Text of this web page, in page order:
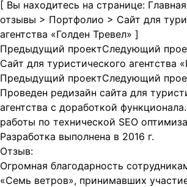
[ Вы находитесь на странице: Главная
отзывы > Портфолио > Сайт для
агентства «Голден Тревел» ]
Предыдущий проектСледующий
Сайт для туристического агентства
Предыдущий проектСледующий
Проведен редизайн сайта для
агентства с доработкой
работы по технической SEO
Разработка выполнена в 2016 г.
Отзыв:
Огромная благодарность
«Семь ветров», принимавших